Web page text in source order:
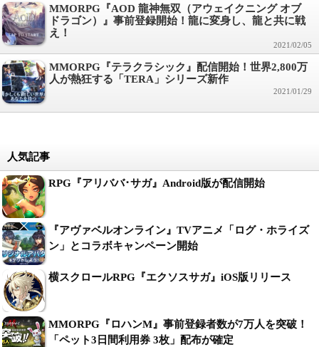
MMORPG『AOD 龍神無双（アウェイクニング オブ
ドラゴン）』事前登録開始！龍に変身し、龍と共に戦
え！
2021/02/05
MMORPG『テラクラシック』配信開始！世界2,800万
人が熱狂する「TERA」シリーズ新作
2021/01/29
人気記事
RPG『アリババ･サガ』Android版が配信開始
『アヴァベルオンライン』TVアニメ「ログ・ホライズ
ン」とコラボキャンペーン開始
横スクロールRPG『エクソスサガ』iOS版リリース
MMORPG『ロハンM』事前登録者数が7万人を突破！
「ペット3日間利用券 3枚」配布が確定